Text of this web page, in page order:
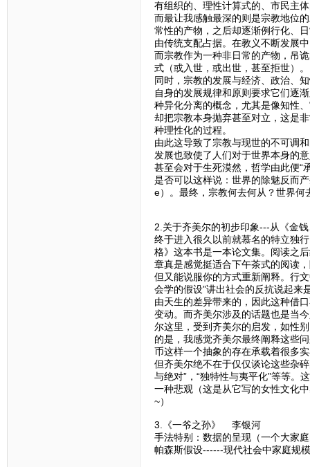
有组织的、理性计算式的、市民主
而最让我感触最深的则是宗教地位
常性的产物，之后却逐渐例行化、
由传统支配占据。在教义不断发展
而宗教作为一种非日常的产物，吊
式（或入世，或出世，甚至拒世）。
同时，宗教的发展与经济、政治、
自身的发展规律和原则要求它们逐
种异化分离的概念，尤其是像知性
却把宗教本身抛弃甚至对立，这是
种理性化的过程。
由此这导致了宗教与现世的不可调
发展也致使了人们对于世界本身的
甚至会对于生死漠然，哲学由此便“
是否可以这样说：世界的除魅反而
e）。最终，宗教何去何从？世界何
2.关于齐美尔的初步印象---从《金
终于进入很久以前就慕名的特立独
格》这本书是一本论文集。阅读之
章真是感觉挺适合下午茶式的阅读
但又能说服你的方式重新阐释。行
会学的假设”讲出社会的反抗说起来
由天生的差异带来的，因此这种借
变动。而齐美尔涉及的话题也是当
尔这里，受到齐美尔的启发，如性
的是，我感觉齐美尔最终阐释这些
币这样一个抽象的存在承载着很多
但齐美尔绝不在于仅仅谈论这些杂
与绝对”，“独特性与夷平化”等等。
一种悲观（这是从它写的女性文化
~）
3.《一爷之孙》 李银河
手法特别：数据的呈现（一个大家
帕森斯假设------现代社会中家庭规